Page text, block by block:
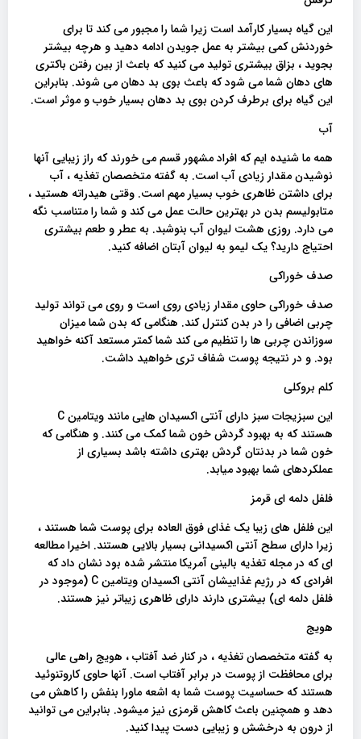
این گیاه بسیار کارآمد است زیرا شما را مجبور می کند تا برای
خوردنش کمی بیشتر به عمل جویدن ادامه دهید و هرچه بیشتر
بجوید ، بزاق بیشتری تولید می کنید که باعث از بین رفتن باکتری
های دهان شما می شود که باعث بوی بد دهان می شوند. بنابراین
این گیاه برای برطرف کردن بوی بد دهان بسیار خوب و موثر است.
آب
همه ما شنیده ایم که افراد مشهور قسم می خورند که راز زیبایی آنها
نوشیدن مقدار زیادی آب است. به گفته متخصصان تغذیه ، آب
برای داشتن ظاهری خوب بسیار مهم است. وقتی هیدراته هستید ،
متابولیسم بدن در بهترین حالت عمل می کند و شما را متناسب نگه
می دارد. روزی هشت لیوان آب بنوشبد. به عطر و طعم بیشتری
احتیاج دارید؟ یک لیمو به لیوان آبتان اضافه کنید.
صدف خوراکی
صدف خوراکی حاوی مقدار زیادی روی است و روی می تواند تولید
چربی اضافی را در بدن کنترل کند. هنگامی که بدن شما میزان
سوزاندن چربی ها را تنظیم می کند شما کمتر مستعد آکنه خواهید
بود. و در نتیجه پوست شفاف تری خواهید داشت.
کلم بروکلی
این سبزیجات سبز دارای آنتی اکسیدان هایی مانند ویتامین C
هستند که به بهبود گردش خون شما کمک می کنند. و هنگامی که
خون شما در بدنتان گردش بهتری داشته باشد بسیاری از
عملکردهای شما بهبود میابد.
فلفل دلمه ای قرمز
این فلفل های زیبا یک غذای فوق العاده برای پوست شما هستند ،
زیرا دارای سطح آنتی اکسیدانی بسیار بالایی هستند. اخیرا مطالعه
ای که در مجله تغذیه بالینی آمریکا منتشر شده بود نشان داد که
افرادی که در رژیم غذاییشان آنتی اکسیدان ویتامین C (موجود در
فلفل دلمه ای) بیشتری دارند دارای ظاهری زیباتر نیز هستند.
هویج
به گفته متخصصان تغذیه ، در کنار ضد آفتاب ، هویج راهی عالی
برای محافظت از پوست در برابر آفتاب است. آنها حاوی کاروتنوئید
هستند که حساسیت پوست شما به اشعه ماورا بنفش را کاهش می
دهد و همچنین باعث کاهش قرمزی نیز میشود. بنابراین می توانید
از درون به درخشش و زیبایی دست پیدا کنید.